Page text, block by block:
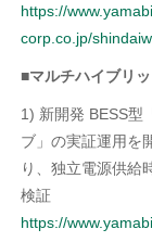
https://
corp.co.jp/
■マルチハイブリ
1) 新開発 BESS型
ブ」の実証運用を
り、独立電源供給
検証
https://